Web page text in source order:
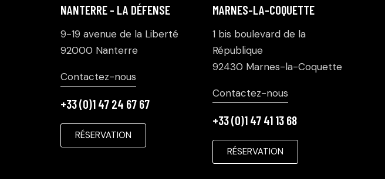
NANTERRE - LA DÉFENSE
9-19 avenue de la Liberté
92000 Nanterre
Contactez-nous
+33 (0)1 47 24 67 67
RÉSERVATION
MARNES-LA-COQUETTE
1 bis boulevard de la
République
92430 Marnes-la-Coquette
Contactez-nous
+33 (0)1 47 41 13 68
RÉSERVATION